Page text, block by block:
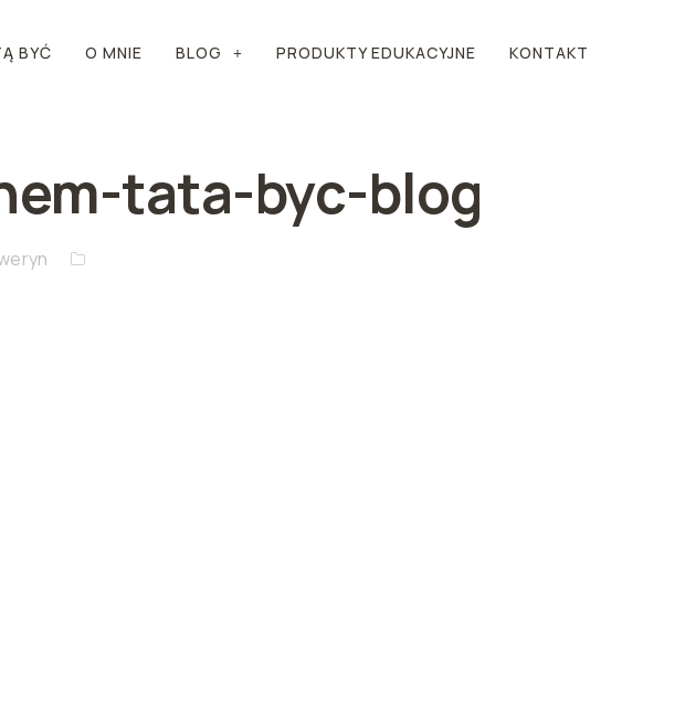
BYĆ O MNIE BLOG PRODUKTY EDUKACYJNE KONTAKT
tata-byc-blog